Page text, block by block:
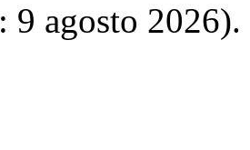
9 agosto 2026).